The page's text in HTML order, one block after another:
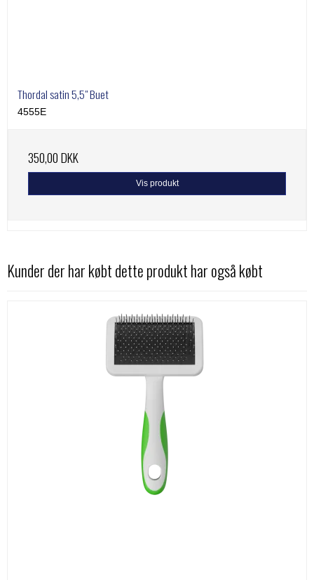
Thordal satin 5,5" Buet
4555E
350,00 DKK
Vis produkt
Kunder der har købt dette produkt har også købt